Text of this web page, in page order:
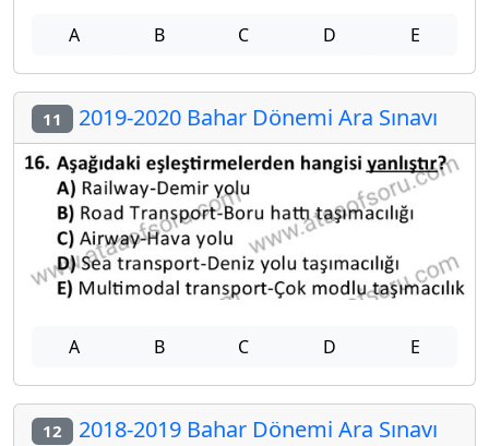
A B C D E
11 2019-2020 Bahar Dönemi Ara Sınavı
A B C D E
12 2018-2019 Bahar Dönemi Ara Sınavı